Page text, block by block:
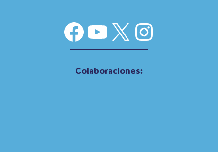
Facebook
YouTube
X
Colaboraciones: